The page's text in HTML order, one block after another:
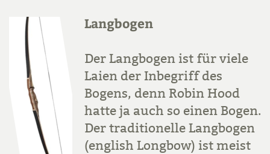
Langbogen
Der Langbogen ist für viele
Laien der Inbegriff des
Bogens, denn Robin Hood
hatte ja auch so einen Bogen.
Der traditionelle Langbogen
(english Longbow) ist meist